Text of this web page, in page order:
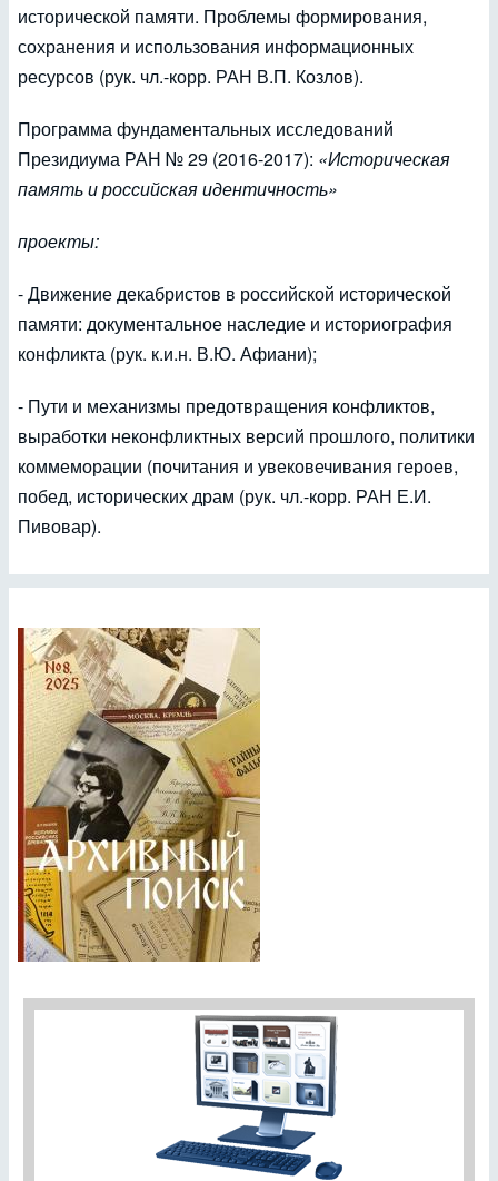
исторической памяти. Проблемы формирования,
сохранения и использования информационных
ресурсов (рук. чл.-корр. РАН В.П. Козлов).
Программа фундаментальных исследований
Президиума РАН № 29 (2016-2017): «Историческая
память и российская идентичность»
проекты:
- Движение декабристов в российской исторической
памяти: документальное наследие и историография
конфликта (рук. к.и.н. В.Ю. Афиани);
- Пути и механизмы предотвращения конфликтов,
выработки неконфликтных версий прошлого, политики
коммеморации (почитания и увековечивания героев,
побед, исторических драм (рук. чл.-корр. РАН Е.И.
Пивовар).